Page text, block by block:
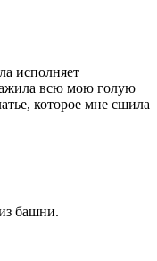
исполняет
всю мою голую
которое мне сшила
башни.